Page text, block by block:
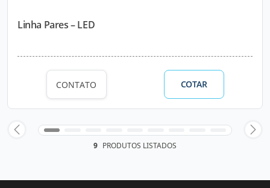
Linha Pares – LED
CONTATO COTAR
9 PRODUTOS LISTADOS